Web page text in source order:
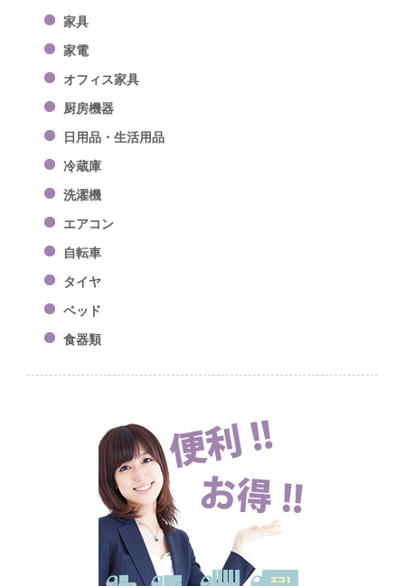
家具
家電
オフィス家具
厨房機器
日用品・生活用品
冷蔵庫
洗濯機
エアコン
自転車
タイヤ
ベッド
食器類